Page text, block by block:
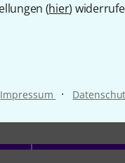
(hier)
Impressum ·